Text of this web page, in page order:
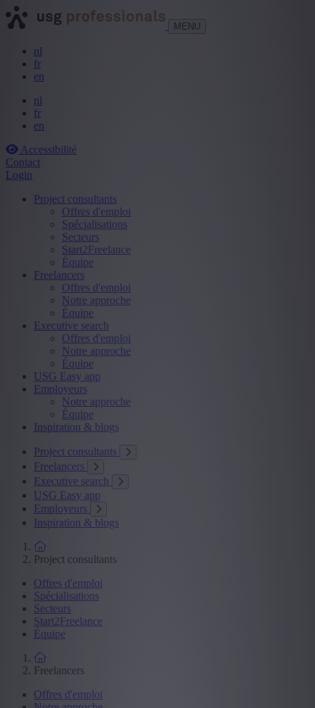
MENU
nl
fr
en
nl
fr
en
Accessibilité
Contact
Login
Project consultants
Offres d'emploi
Spécialisations
Secteurs
Start2Freelance
Équipe
Freelancers
Offres d'emploi
Notre approche
Équipe
Executive search
Offres d'emploi
Notre approche
Équipe
USG Easy app
Employeurs
Notre approche
Équipe
Inspiration & blogs
Project consultants
Freelancers
Executive search
USG Easy app
Employeurs
Inspiration & blogs
Project consultants
Offres d'emploi
Spécialisations
Secteurs
Start2Freelance
Équipe
Freelancers
Offres d'emploi